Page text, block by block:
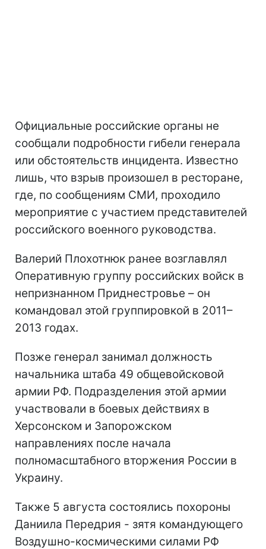
Официальные российские органы не
сообщали подробности гибели генерала
или обстоятельств инцидента. Известно
лишь, что взрыв произошел в ресторане,
где, по сообщениям СМИ, проходило
мероприятие с участием представителей
российского военного руководства.
Валерий Плохотнюк ранее возглавлял
Оперативную группу российских войск в
непризнанном Приднестровье – он
командовал этой группировкой в 2011–
2013 годах.
Позже генерал занимал должность
начальника штаба 49 общевойсковой
армии РФ. Подразделения этой армии
участвовали в боевых действиях в
Херсонском и Запорожском
направлениях после начала
полномасштабного вторжения России в
Украину.
Также 5 августа состоялись похороны
Даниила Передрия - зятя командующего
Воздушно-космическими силами РФ